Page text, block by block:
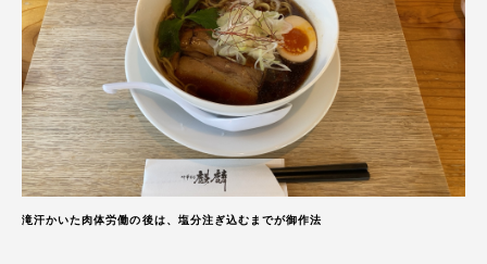
滝汗かいた肉体労働の後は、塩分注ぎ込むまでが御作法